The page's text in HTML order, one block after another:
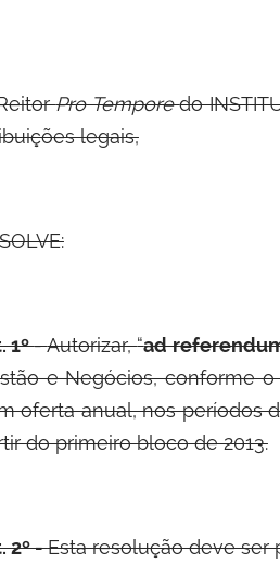
Pro Temporedo
legais,
1º-Autorizar,“ad
e Negócios, conforme o
oferta anual, nos períodos
do primeiro bloco de 2013.
2º -Esta resolução deve ser